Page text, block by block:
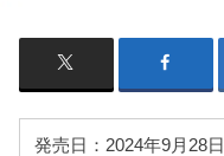
発売日：2024年9月28日